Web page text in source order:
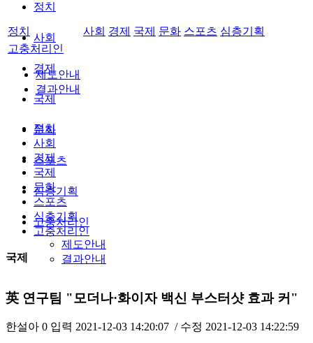
정치
사회
경제
국제
문화
스포츠
심층기획
고충처리인
제도안내
결과안내
정치 사회 경제 국제 문화 스포츠 심층기획
고충처리인
제도안내
결과안내
정치
사회
경제
국제
문화
스포츠
심층기획
고충처리인
국제
英 연구팀 "모더나·화이자 백신 부스터샷 효과 커"
한설아 0 입력 2021-12-03 14:20:07 / 수정 2021-12-03 14:22:59